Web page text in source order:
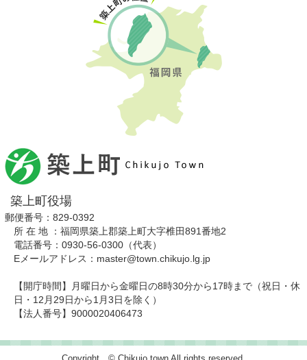
築上町役場
郵便番号：829-0392
所 在 地 ：福岡県築上郡築上町大字椎田891番地2
電話番号：0930-56-0300（代表）
Eメールアドレス：master@town.chikujo.lg.jp
【開庁時間】月曜日から金曜日の8時30分から17時まで（祝日・休
日・12月29日から1月3日を除く）
【法人番号】9000020406473